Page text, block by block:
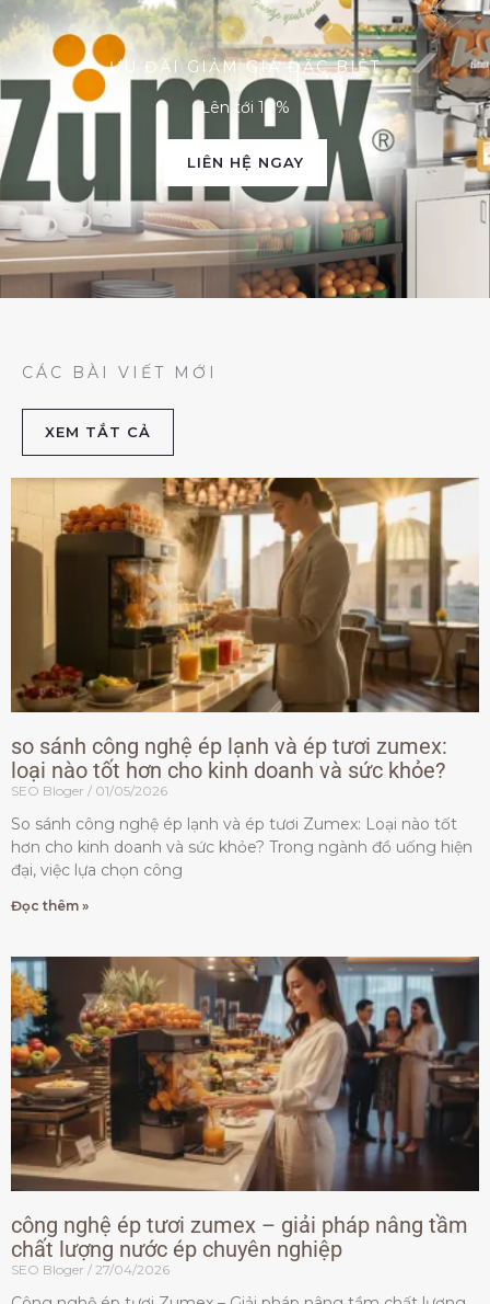
ƯU ĐÃI GIẢM GIÁ ĐẶC BIỆT
Lên tới 10%
LIÊN HỆ NGAY
CÁC BÀI VIẾT MỚI
XEM TẮT CẢ
so sánh công nghệ ép lạnh và ép tươi zumex:
loại nào tốt hơn cho kinh doanh và sức khỏe?
SEO Bloger 01/05/2026
So sánh công nghệ ép lạnh và ép tươi Zumex: Loại nào tốt
hơn cho kinh doanh và sức khỏe? Trong ngành đồ uống hiện
đại, việc lựa chọn công
Đọc thêm »
công nghệ ép tươi zumex – giải pháp nâng tầm
chất lượng nước ép chuyên nghiệp
SEO Bloger 27/04/2026